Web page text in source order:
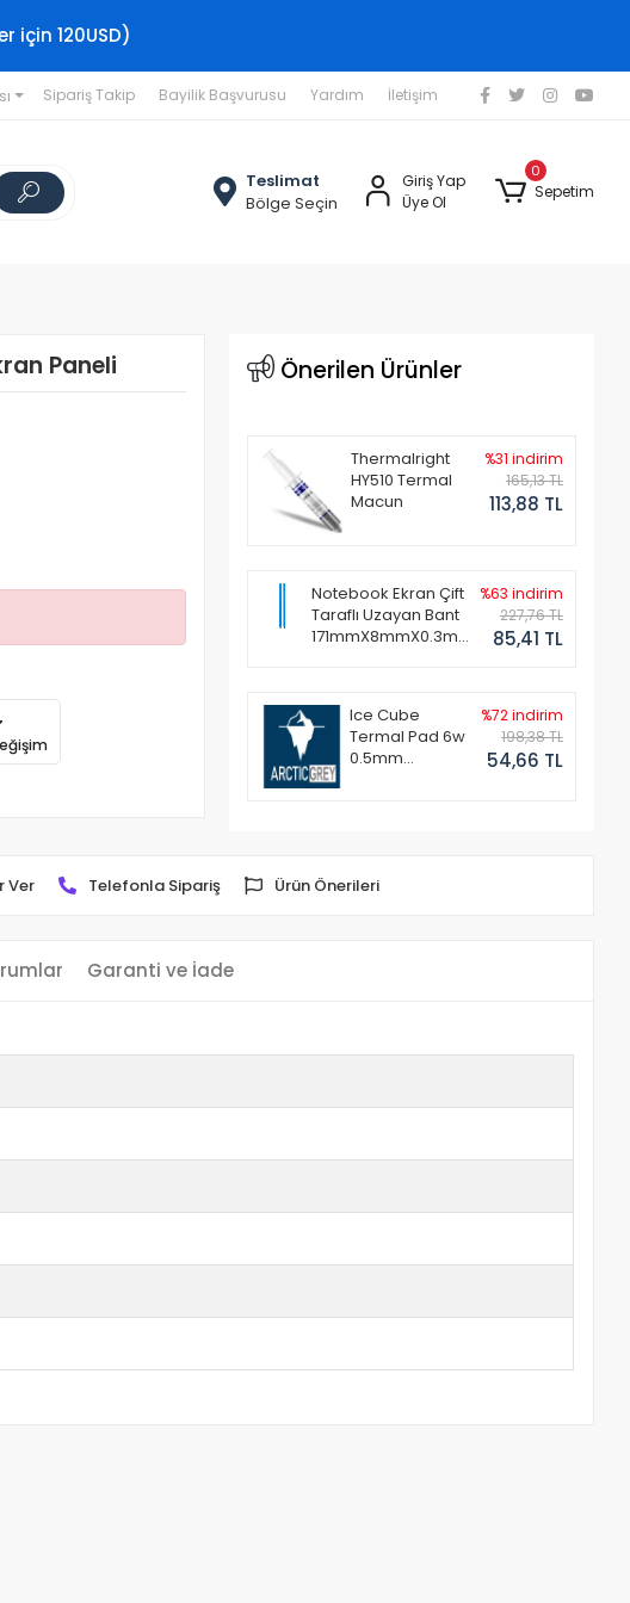
için 120USD)
Sipariş Takip Bayilik Başvurusu Yardım İletişim
Teslimat
Bölge Seçin
Giriş Yap
Üye Ol
0
Sepetim
Paneli Önerilen Ürünler
Thermalright
HY510 Termal
Macun
%31 indirim
165,13 TL
113,88 TL
Notebook Ekran Çift
Taraflı Uzayan Bant
171mmX8mmX0.3mm
%63 indirim
227,76 TL
85,41 TL
Ice Cube
Termal Pad 6w
0.5mm
%72 indirim
198,38 TL
54,66 TL
Ver Telefonla Sipariş Ürün Önerileri
Garanti ve İade